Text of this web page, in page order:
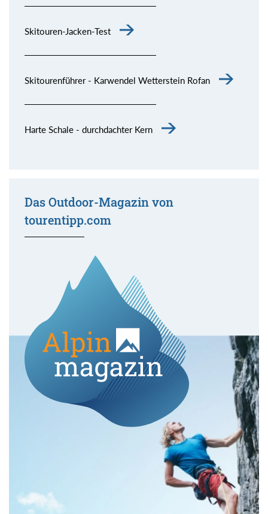
Skitouren-Jacken-Test
Skitourenführer - Karwendel Wetterstein Rofan
Harte Schale - durchdachter Kern
Das Outdoor-Magazin von
tourentipp.com